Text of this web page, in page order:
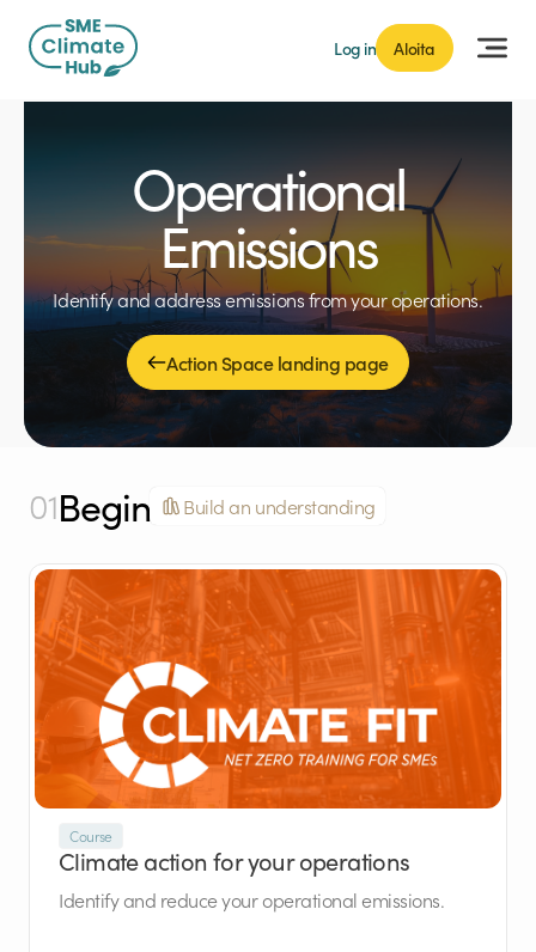
Log in Aloita
Operational
Emissions
Identify and address emissions from your operations.
Action Space landing page
01Begin Build an understanding
Course
Climate action for your operations
Identify and reduce your operational emissions.